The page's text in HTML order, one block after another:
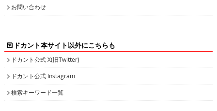
お問い合わせ
ドカント本サイト以外にこちらも
ドカント公式 X(旧Twitter)
ドカント公式 Instagram
検索キーワード一覧